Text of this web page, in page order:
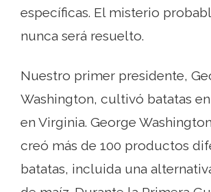
específicas. El misterio
nunca será resuelto.
Nuestro primer presidente,
Washington, cultivó batatas
en Virginia. George
creó más de 100 productos
batatas, incluida una